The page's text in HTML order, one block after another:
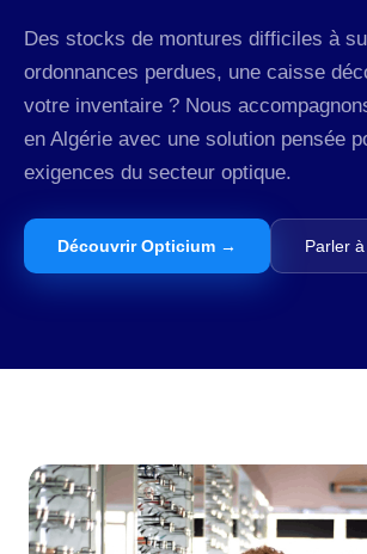
Des stocks de montures difficiles à
ordonnances perdues, une caisse
votre inventaire ? Nous
en Algérie avec une solution pensée
exigences du secteur optique.
Découvrir Opticium → Parler